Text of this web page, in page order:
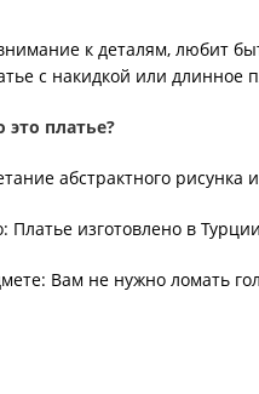
к деталям, любит
с накидкой или длинное
платье?
абстрактного рисунка
Платье изготовлено в
Вам не нужно ломать